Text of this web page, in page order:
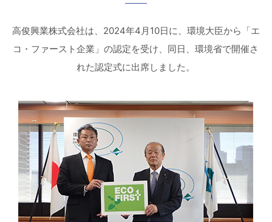
高俊興業株式会社は、2024年4月10日に、環境大臣から「エ
コ・ファースト企業」の認定を受け、同日、環境省で開催さ
れた認定式に出席しました。